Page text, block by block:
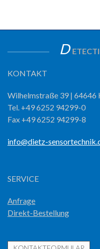
D
KONTAKT
Wilhelmstraße 39 | 64646
Tel. +49 6252 94299-0
Fax +49 6252 94299-8
info@dietz-
SERVICE
Anfrage
Direkt-Bestellung